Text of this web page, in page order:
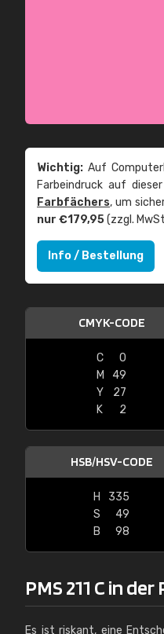
Wichtig: Auf
Farbeindruck auf
Farbfächers, um
nur €179,95(zzgl.
Info / Bestellung
CMYK-CODE
C
0
M
49
Y
27
K
2
HSB/HSV-CODE
H
335
S
49
B
98
PMS 211 C in
Es ist riskant, eine